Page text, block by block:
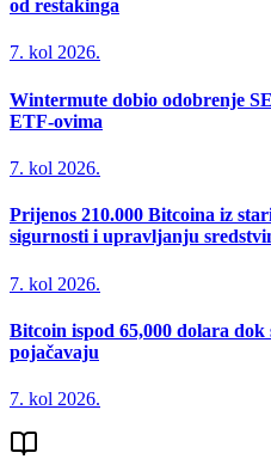
od restakinga
7. kol 2026.
Wintermute dobio odobrenje
ETF-ovima
7. kol 2026.
Prijenos 210.000 Bitcoina iz
sigurnosti i upravljanju
7. kol 2026.
Bitcoin ispod 65,000 dolara
pojačavaju
7. kol 2026.